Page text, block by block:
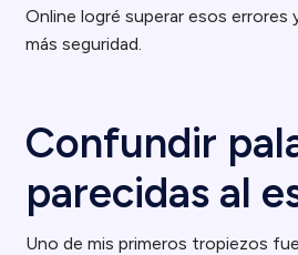
Online logré superar esos errores
más seguridad.
Confundir
parecidas al
Uno de mis primeros tropiezos